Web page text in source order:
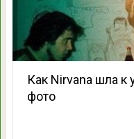
Как Nirvana шла к
фото